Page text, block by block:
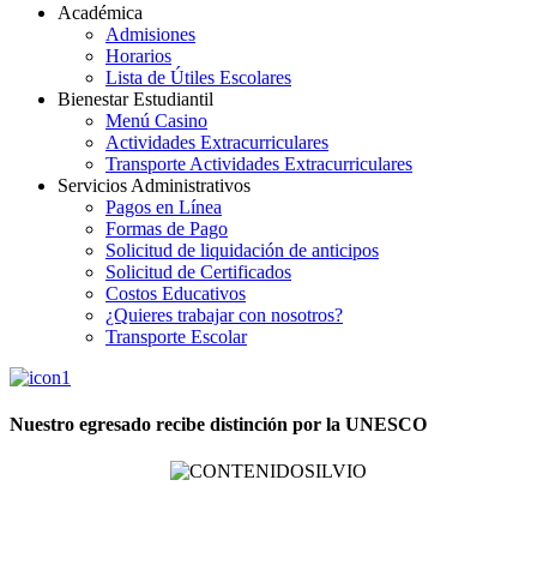
Académica
Admisiones
Horarios
Lista de Útiles Escolares
Bienestar Estudiantil
Menú Casino
Actividades Extracurriculares
Transporte Actividades Extracurriculares
Servicios Administrativos
Pagos en Línea
Formas de Pago
Solicitud de liquidación de anticipos
Solicitud de Certificados
Costos Educativos
¿Quieres trabajar con nosotros?
Transporte Escolar
Nuestro egresado recibe distinción por la UNESCO